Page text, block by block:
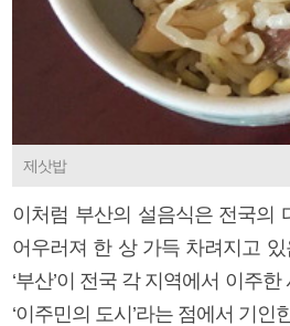
제삿밥
이처럼 부산의 설음식은 전국의
어우러져 한 상 가득 차려지고
‘부산’이 전국 각 지역에서 이주
‘이주민의 도시’라는 점에서 기인